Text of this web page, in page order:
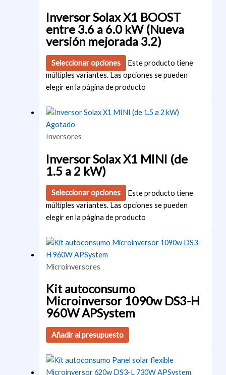
Inversor Solax X1 BOOST
entre 3.6 a 6.0 kW (Nueva
versión mejorada 3.2)
Seleccionar opciones
Este producto tiene
múltiples variantes. Las opciones se pueden
elegir en la página de producto
Agotado
Inversores
Inversor Solax X1 MINI (de
1.5 a 2 kW)
Seleccionar opciones
Este producto tiene
múltiples variantes. Las opciones se pueden
elegir en la página de producto
Microinversores
Kit autoconsumo
Microinversor 1090w DS3-H
960W APSystem
Añadir al presupuesto